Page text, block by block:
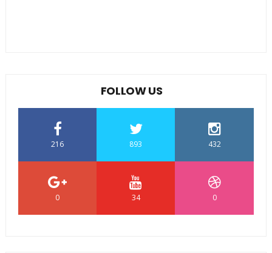
FOLLOW US
216 893 432
0 34 0